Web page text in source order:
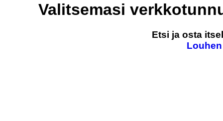
Valitsemasi
Etsi ja osta